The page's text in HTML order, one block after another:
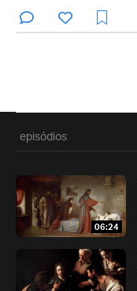
episódios
06:24